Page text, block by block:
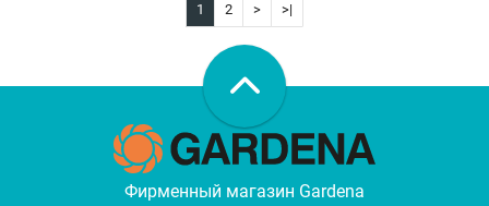
1 2 > >|
Фирменный магазин Gardena